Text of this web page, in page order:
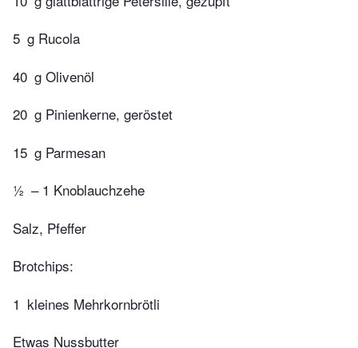
5 g Rucola
40 g Olivenöl
20 g Pinienkerne, geröstet
15 g Parmesan
½ – 1 Knoblauchzehe
Salz, Pfeffer
Brotchips:
1 kleines Mehrkornbrötli
Etwas Nussbutter